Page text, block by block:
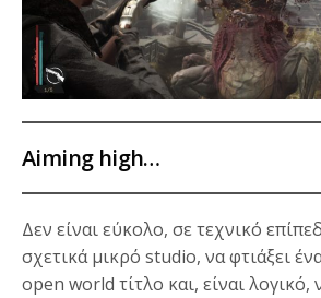
Aiming high…
Δεν είναι εύκολο, σε τεχνικό
σχετικά μικρό studio, να φτιάξει
open world τίτλο και, είναι λογικό,